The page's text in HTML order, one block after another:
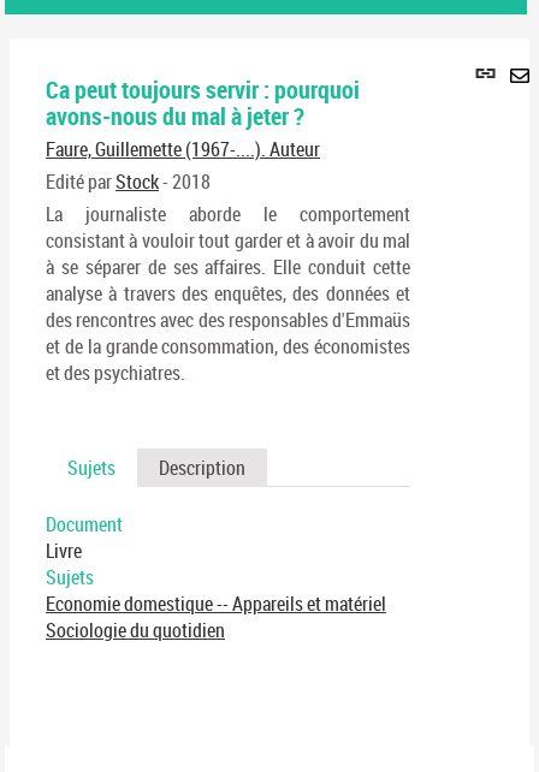
Lien
Ca peut toujours servir : pourquoi
avons-nous du mal à jeter ?
Faure, Guillemette (1967-....). Auteur
Edité parStock- 2018
La journaliste aborde le comportement
consistant à vouloir tout garder et à avoir du mal
à se séparer de ses affaires. Elle conduit cette
analyse à travers des enquêtes, des données et
des rencontres avec des responsables d'Emmaüs
et de la grande consommation, des économistes
et des psychiatres.
Sujets Description
Document
Livre
Sujets
Economie domestique -- Appareils et matériel
Sociologie du quotidien